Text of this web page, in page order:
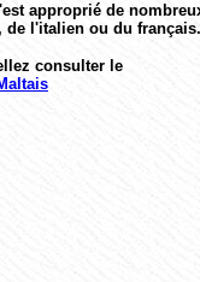
approprié de
de l'italien ou du français.
consulter le